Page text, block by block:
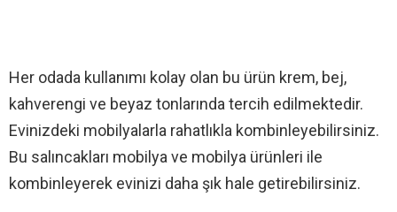
Her odada kullanımı kolay olan bu ürün krem, bej,
kahverengi ve beyaz tonlarında tercih edilmektedir.
Evinizdeki mobilyalarla rahatlıkla kombinleyebilirsiniz.
Bu salıncakları mobilya ve mobilya ürünleri ile
kombinleyerek evinizi daha şık hale getirebilirsiniz.